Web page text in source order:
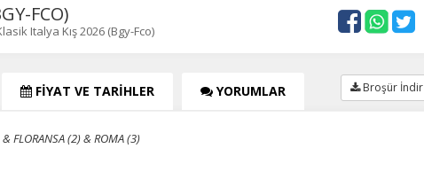
FCO)
Italya Kış 2026 (Bgy-Fco)
FİYAT VE TARİHLER YORUMLAR Broşür İndir
FLORANSA (2) & ROMA (3)